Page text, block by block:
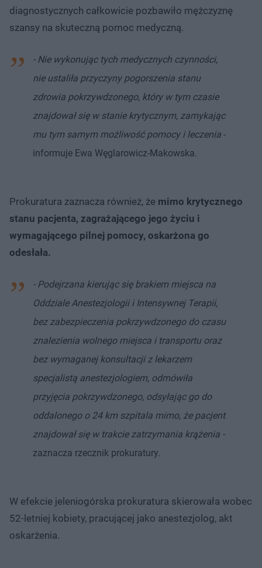
diagnostycznych całkowicie pozbawiło mężczyznę
szansy na skuteczną pomoc medyczną.
- Nie wykonując tych medycznych czynności,
nie ustaliła przyczyny pogorszenia stanu
zdrowia pokrzywdzonego, który w tym czasie
znajdował się w stanie krytycznym, zamykając
mu tym samym możliwość pomocy i leczenia -
informuje Ewa Węglarowicz-Makowska.
Prokuratura zaznacza również, że mimo krytycznego
stanu pacjenta, zagrażającego jego życiu i
wymagającego pilnej pomocy, oskarżona go
odesłała.
- Podejrzana kierując się brakiem miejsca na
Oddziale Anestezjologii i Intensywnej Terapii,
bez zabezpieczenia pokrzywdzonego do czasu
znalezienia wolnego miejsca i transportu oraz
bez wymaganej konsultacji z lekarzem
specjalistą anestezjologiem, odmówiła
przyjęcia pokrzywdzonego, odsyłając go do
oddalonego o 24 km szpitala mimo, że pacjent
znajdował się w trakcie zatrzymania krążenia -
zaznacza rzecznik prokuratury.
W efekcie jeleniogórska prokuratura skierowała wobec
52-letniej kobiety, pracującej jako anestezjolog, akt
oskarżenia.